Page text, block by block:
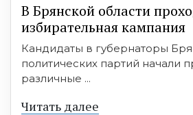
В Брянской области
избирательная кампания
Кандидаты в губернаторы
политических партий начали
различные ...
Читать далее